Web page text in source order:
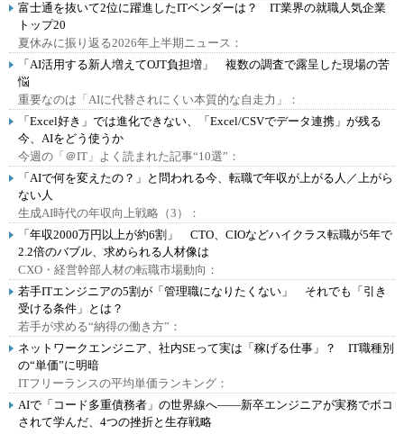
富士通を抜いて2位に躍進したITベンダーは？ IT業界の就職人気企業
トップ20
夏休みに振り返る2026年上半期ニュース：
「AI活用する新人増えてOJT負担増」 複数の調査で露呈した現場の苦
悩
重要なのは「AIに代替されにくい本質的な自走力」：
「Excel好き」では進化できない、「Excel/CSVでデータ連携」が残る
今、AIをどう使うか
今週の「＠IT」よく読まれた記事“10選”：
「AIで何を変えたの？」と問われる今、転職で年収が上がる人／上がら
ない人
生成AI時代の年収向上戦略（3）：
「年収2000万円以上が約6割」 CTO、CIOなどハイクラス転職が5年で
2.2倍のバブル、求められる人材像は
CXO・経営幹部人材の転職市場動向：
若手ITエンジニアの5割が「管理職になりたくない」 それでも「引き
受ける条件」とは？
若手が求める“納得の働き方”：
ネットワークエンジニア、社内SEって実は「稼げる仕事」？ IT職種別
の“単価”に明暗
ITフリーランスの平均単価ランキング：
AIで「コード多重債務者」の世界線へ――新卒エンジニアが実務でボコ
されて学んだ、4つの挫折と生存戦略